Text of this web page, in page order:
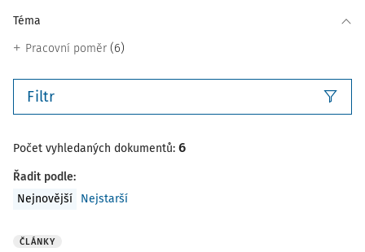
Téma
Pracovní poměr (6)
Filtr
Počet vyhledaných dokumentů: 6
Řadit podle:
Nejnovější
Nejstarší
ČLÁNKY